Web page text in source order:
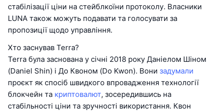
стабілізації ціни на стейблкоїни протоколу. Власники
LUNA також можуть подавати та голосувати за
пропозиції щодо управління.
Хто заснував Terra?
Terra була заснована у січні 2018 року Даніелом Шіном
(Daniel Shin) і До Квоном (Do Kwon). Вони задумали
проєкт як спосіб швидкого впровадження технології
блокчейн та криптовалют, зосередившись на
стабільності ціни та зручності використання. Квон